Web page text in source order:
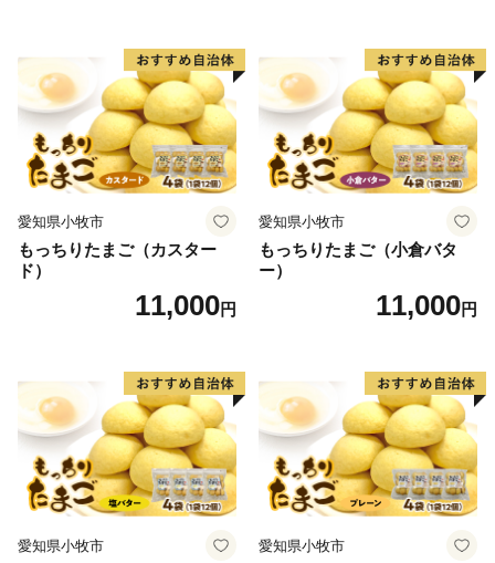
愛知県小牧市
もっちりたまご（カスター
ド）
11,000円
愛知県小牧市
もっちりたまご（小倉バタ
ー）
11,000円
愛知県小牧市 愛知県小牧市